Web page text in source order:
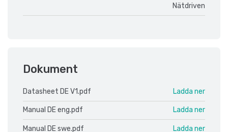
Nätdriven
Dokument
Datasheet DE V1.pdf Ladda ner
Manual DE eng.pdf Ladda ner
Manual DE swe.pdf Ladda ner